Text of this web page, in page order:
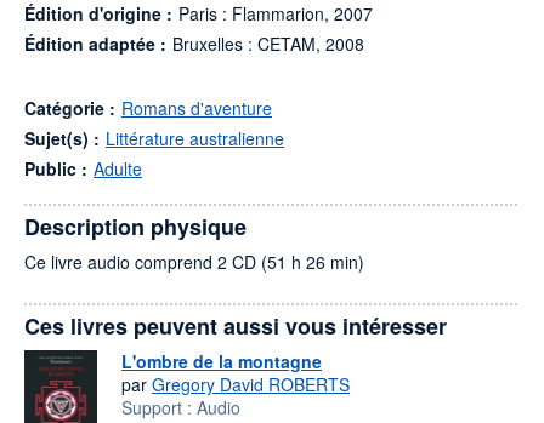
Édition d'origine : Paris : Flammarion, 2007
Édition adaptée : Bruxelles : CETAM, 2008
Catégorie : Romans d'aventure
Sujet(s) : Littérature australienne
Public : Adulte
Description physique
Ce livre audio comprend 2 CD (51 h 26 min)
Ces livres peuvent aussi vous intéresser
L'ombre de la montagne
par Gregory David ROBERTS
Support : Audio